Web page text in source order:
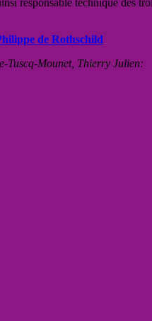
de Rothschild
Tuscq-Mounet, Thierry Julien: